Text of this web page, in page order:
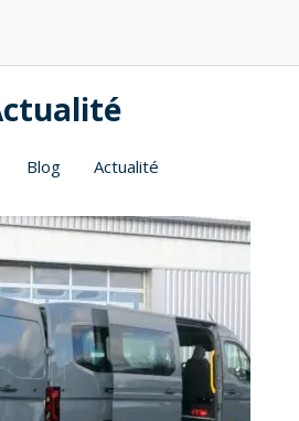
Blog Actualité